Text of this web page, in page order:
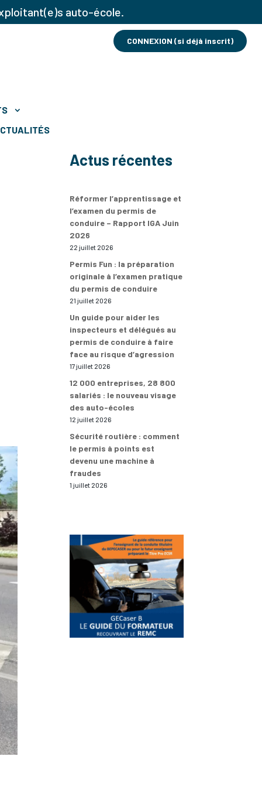
auto-école.
CONNEXION (si déjà inscrit)
Actus récentes
Réformer l’apprentissage et
l’examen du permis de
conduire – Rapport IGA Juin
2026
22 juillet 2026
Permis Fun : la préparation
originale à l’examen pratique
du permis de conduire
21 juillet 2026
Un guide pour aider les
inspecteurs et délégués au
permis de conduire à faire
face au risque d’agression
17 juillet 2026
12 000 entreprises, 28 800
salariés : le nouveau visage
des auto-écoles
12 juillet 2026
Sécurité routière : comment
le permis à points est
devenu une machine à
fraudes
1 juillet 2026